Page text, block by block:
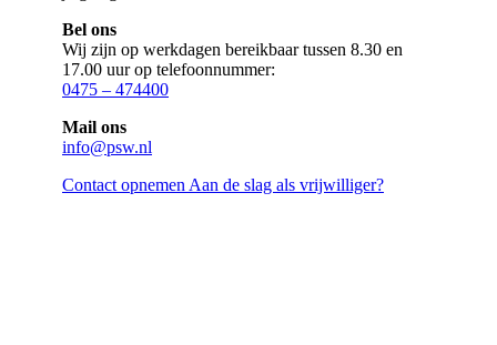
Bel ons
Wij zijn op werkdagen bereikbaar tussen 8.30 en
17.00 uur op telefoonnummer:
0475 – 474400
Mail ons
info@psw.nl
Contact opnemenAan de slag als vrijwilliger?